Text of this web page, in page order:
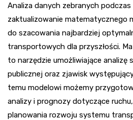
Analiza danych zebranych
zaktualizowanie matematycznego
do szacowania najbardziej
transportowych dla przyszłości.
to narzędzie umożliwiające analizę
publicznej oraz zjawisk
temu modelowi możemy
analizy i prognozy dotyczące
planowania rozwoju systemu